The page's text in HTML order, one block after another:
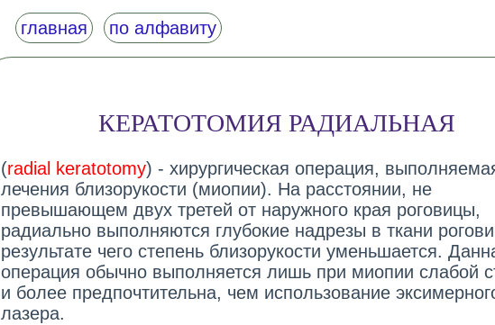
главная по алфавиту
КЕРАТОТОМИЯ РАДИАЛЬНАЯ
(radial keratotomy) - хирургическая операция,
лечения близорукости (миопии). На расстоянии, не
превышающем двух третей от наружного края роговицы,
радиально выполняются глубокие надрезы в ткани
результате чего степень близорукости уменьшается.
операция обычно выполняется лишь при миопии слабой
и более предпочтительна, чем использование
лазера.